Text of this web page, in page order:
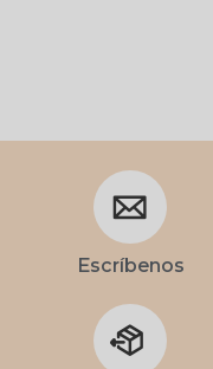
Escríbenos